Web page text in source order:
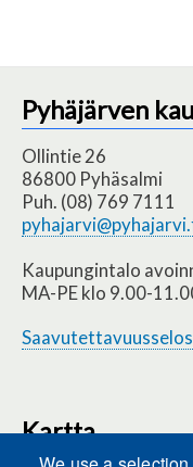
Pyhäjärven
Ollintie 26
86800 Pyhäsalmi
Puh. (08) 769 7111
Kaupungintalo
MA-PE klo 9.00-
Kartta